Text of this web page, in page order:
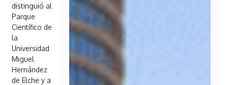
distinguió al
Parque
Científico de
la
Universidad
Miguel
Hernández
de Elche y a